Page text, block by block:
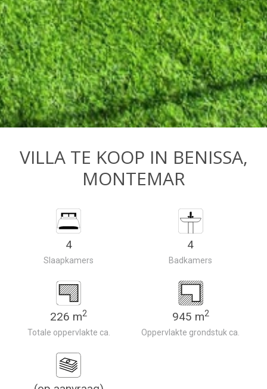
VILLA TE KOOP IN BENISSA,
MONTEMAR
4
Slaapkamers
4
Badkamers
226 m2
Totale oppervlakte ca.
945 m2
Oppervlakte grondstuk ca.